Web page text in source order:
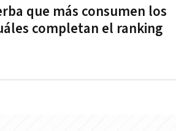
que más consumen los
completan el ranking